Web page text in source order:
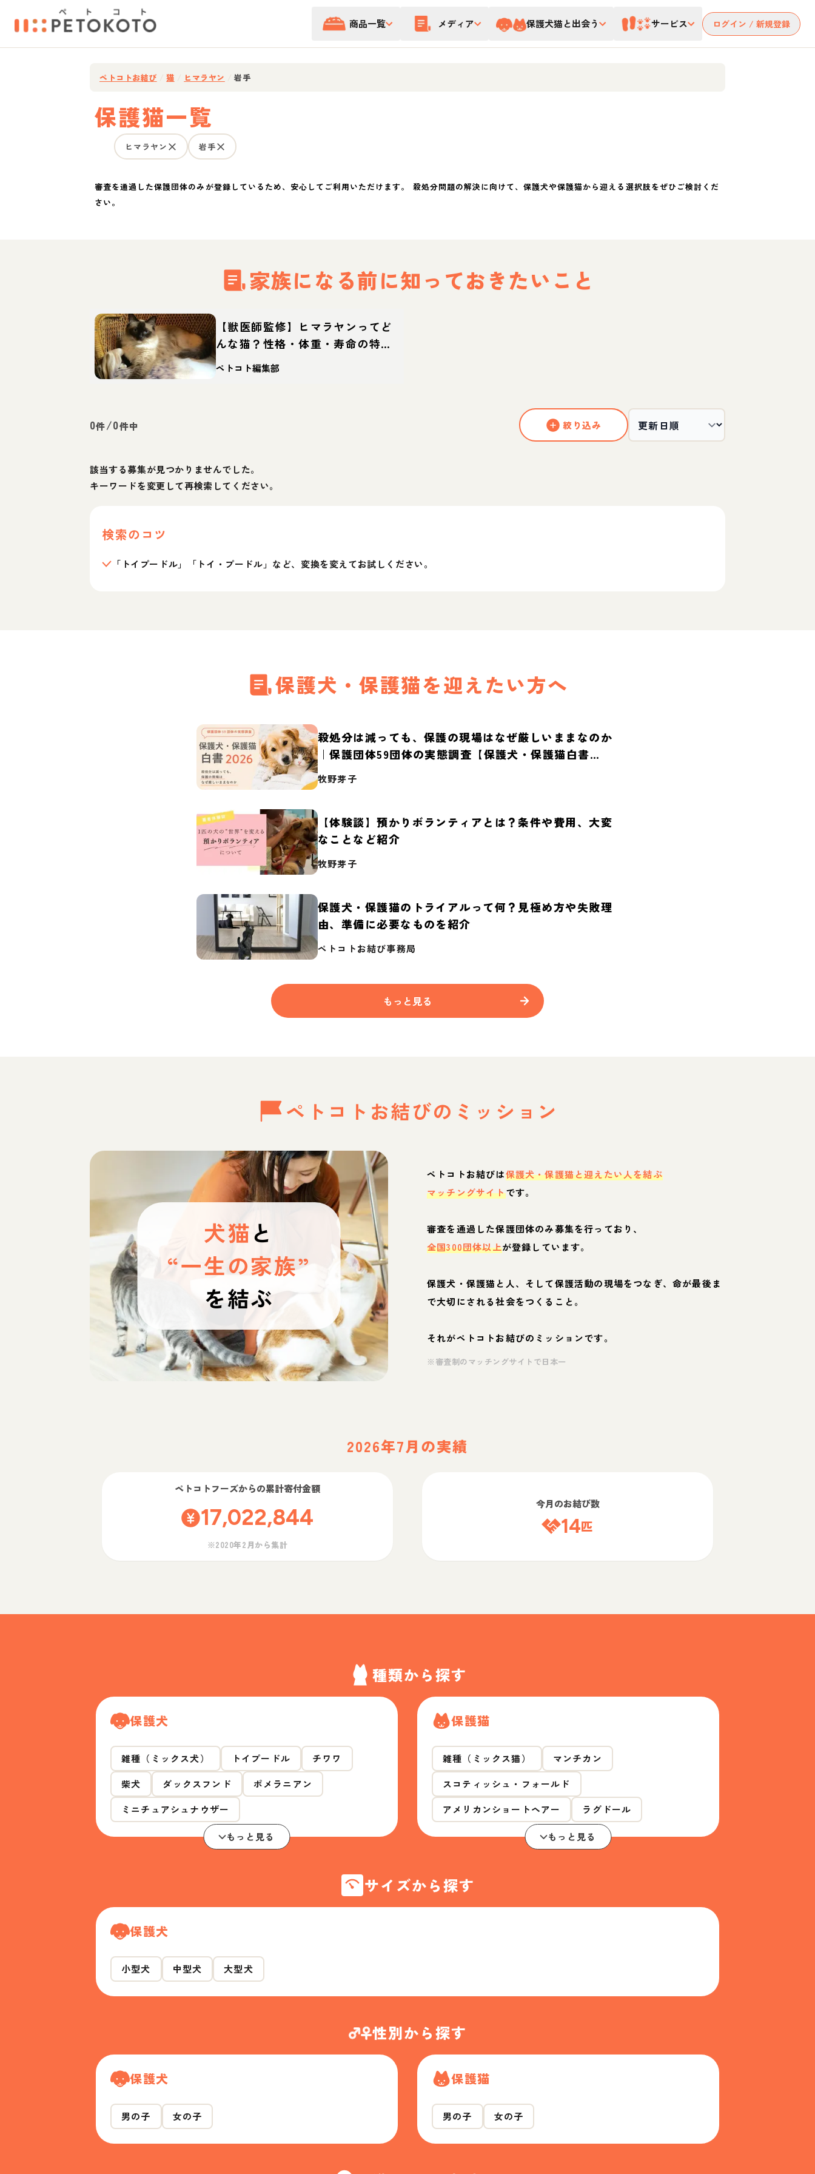
商品一覧 メディア 保護犬猫と出会う サービス ログイン / 新規登録
ペトコトお結び 猫 ヒマラヤン 岩手
保護猫一覧
ヒマラヤン 岩手
審査を通過した保護団体のみが登録しているため、安心してご利用いただけます。 殺処分問題の解決に向けて、保護犬や保護猫から迎える選択肢をぜひご検討くだ
さい。
家族になる前に知っておきたいこと
【獣医師監修】ヒマラヤンってど
んな猫？性格・体重・寿命の特
徴・迎え方
ペトコト編集部
0件/0件中 絞り込み
該当する募集が見つかりませんでした。
キーワードを変更して再検索してください。
検索のコツ
「トイプードル」「トイ・プードル」など、変換を変えてお試しください。
保護犬・保護猫を迎えたい方へ
殺処分は減っても、保護の現場はなぜ厳しいままなのか
｜保護団体59団体の実態調査【保護犬・保護猫白書
2026】
牧野芽子
【体験談】預かりボランティアとは？条件や費用、大変
なことなど紹介
牧野芽子
保護犬・保護猫のトライアルって何？見極め方や失敗理
由、準備に必要なものを紹介
ペトコトお結び事務局
もっと見る
ペトコトお結びの ミッション
犬猫と
“一生の家族”
を結ぶ
ペトコトお結びは保護犬・保護猫と迎えたい人を結ぶ
マッチングサイトです。
審査を通過した保護団体のみ募集を行っており、
全国300団体以上が登録しています。
保護犬・保護猫と人、そして保護活動の現場をつなぎ、命が最後ま
で大切にされる社会をつくること。
それがペトコトお結びのミッションです。
※審査制のマッチングサイトで日本一
2026年7月の実績
ペトコトフーズからの累計寄付金額
17,022,844
※2020年2月から集計
今月のお結び数
14匹
種類から探す
保護犬
雑種（ミックス犬） トイプードル
チワワ
柴犬
ダックスフンド
ポメラニアン
ミニチュアシュナウザー
もっと見る
保護猫
雑種（ミックス猫）
マンチカン
スコティッシュ・フォールド
アメリカンショートヘアー
ラグドール
もっと見る
サイズから探す
保護犬
小型犬 中型犬 大型犬
性別から探す
保護犬
男の子 女の子
保護猫
男の子 女の子